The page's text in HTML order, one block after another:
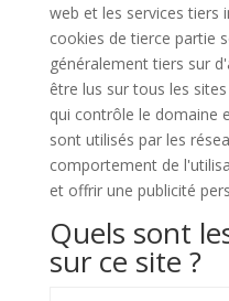
web et les services tiers
cookies de tierce partie
généralement tiers sur
être lus sur tous les
qui contrôle le domaine
sont utilisés par les
comportement de
et offrir une publicité
Quels sont
sur ce site ?